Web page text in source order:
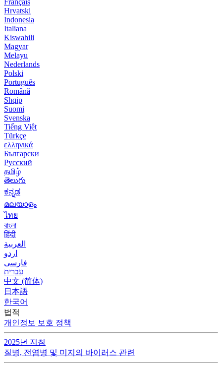
Hrvatski
Indonesia
Italiana
Kiswahili
Magyar
Melayu
Nederlands
Polski
Português
Română
Shqip
Suomi
Svenska
Tiếng Việt
Türkçe
ελληνικά
Български
Русский
தமிழ்
తెలుగు
ಕನ್ನಡ
മലയാളം
ไทย
বাংলা
हिंदी
العربية
اردو
فارسی
עִברִית
中文 (简体)
日本語
한국어
법적
개인정보 보호 정책
2025년 지침
질병, 전염병 및 미지의 바이러스 관련